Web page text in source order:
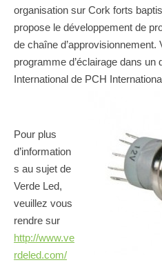
organisation sur Cork forts
propose le développement de
de chaîne d’approvisionnement.
programme d’éclairage dans un
International de PCH
Pour plus
d’information
s au sujet de
Verde Led,
veuillez vous
rendre sur
http://www.ve
rdeled.com/